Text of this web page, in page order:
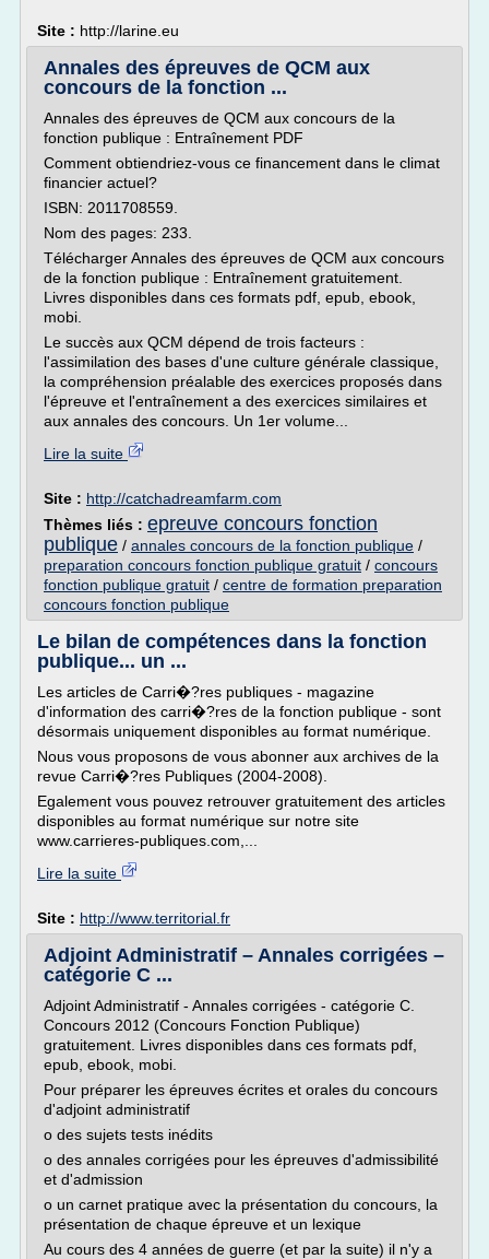
Site : http://larine.eu
Annales des épreuves de QCM aux
concours de la fonction ...
Annales des épreuves de QCM aux concours de la
fonction publique : Entraînement PDF
Comment obtiendriez-vous ce financement dans le climat
financier actuel?
ISBN: 2011708559.
Nom des pages: 233.
Télécharger Annales des épreuves de QCM aux concours
de la fonction publique : Entraînement gratuitement.
Livres disponibles dans ces formats pdf, epub, ebook,
mobi.
Le succès aux QCM dépend de trois facteurs :
l'assimilation des bases d'une culture générale classique,
la compréhension préalable des exercices proposés dans
l'épreuve et l'entraînement a des exercices similaires et
aux annales des concours. Un 1er volume...
Lire la suite
Site : http://catchadreamfarm.com
Thèmes liés : epreuve concours fonction
publique / annales concours de la fonction publique /
preparation concours fonction publique gratuit / concours
fonction publique gratuit / centre de formation preparation
concours fonction publique
Le bilan de compétences dans la fonction
publique... un ...
Les articles de Carri�?res publiques - magazine
d'information des carri�?res de la fonction publique - sont
désormais uniquement disponibles au format numérique.
Nous vous proposons de vous abonner aux archives de la
revue Carri�?res Publiques (2004-2008).
Egalement vous pouvez retrouver gratuitement des articles
disponibles au format numérique sur notre site
www.carrieres-publiques.com,...
Lire la suite
Site : http://www.territorial.fr
Adjoint Administratif – Annales corrigées –
catégorie C ...
Adjoint Administratif - Annales corrigées - catégorie C.
Concours 2012 (Concours Fonction Publique)
gratuitement. Livres disponibles dans ces formats pdf,
epub, ebook, mobi.
Pour préparer les épreuves écrites et orales du concours
d'adjoint administratif
o des sujets tests inédits
o des annales corrigées pour les épreuves d'admissibilité
et d'admission
o un carnet pratique avec la présentation du concours, la
présentation de chaque épreuve et un lexique
Au cours des 4 années de guerre (et par la suite) il n'y a